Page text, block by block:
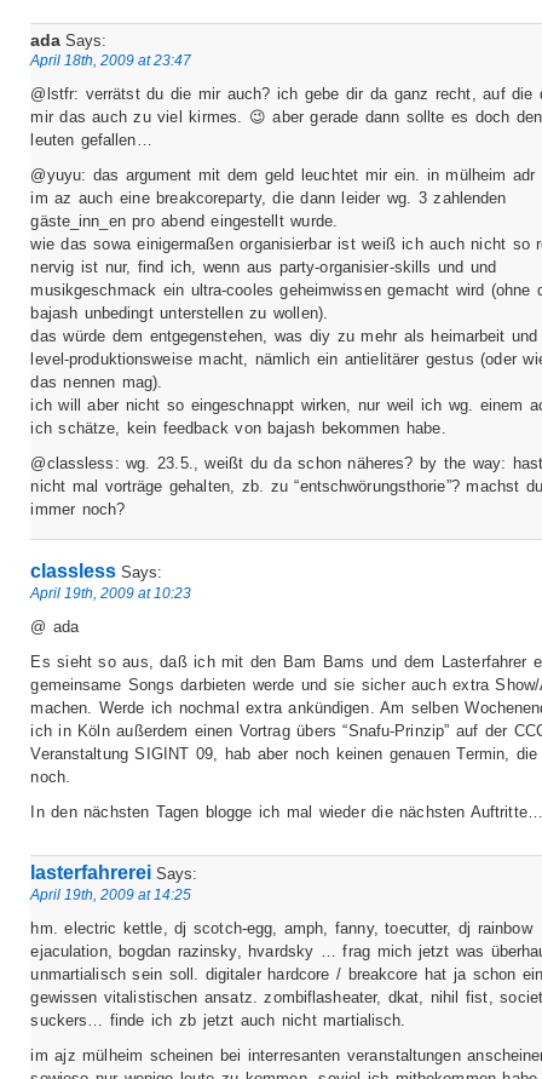
ada Says:
April 18th, 2009 at 23:47
@lstfr: verrätst du die mir auch? ich gebe dir da ganz recht, auf die
mir das auch zu viel kirmes. 😉 aber gerade dann sollte es doch
leuten gefallen…
@yuyu: das argument mit dem geld leuchtet mir ein. in mülheim adr
im az auch eine breakcoreparty, die dann leider wg. 3 zahlenden
gäste_inn_en pro abend eingestellt wurde.
wie das sowa einigermaßen organisierbar ist weiß ich auch nicht so
nervig ist nur, find ich, wenn aus party-organisier-skills und und
musikgeschmack ein ultra-cooles geheimwissen gemacht wird (ohne
bajash unbedingt unterstellen zu wollen).
das würde dem entgegenstehen, was diy zu mehr als heimarbeit und
level-produktionsweise macht, nämlich ein antielitärer gestus (oder
das nennen mag).
ich will aber nicht so eingeschnappt wirken, nur weil ich wg. einem
ich schätze, kein feedback von bajash bekommen habe.
@classless: wg. 23.5., weißt du da schon näheres? by the way:
nicht mal vorträge gehalten, zb. zu “entschwörungsthorie”? machst
immer noch?
classless Says:
April 19th, 2009 at 10:23
@ ada
Es sieht so aus, daß ich mit den Bam Bams und dem Lasterfahrer
gemeinsame Songs darbieten werde und sie sicher auch extra Show/
machen. Werde ich nochmal extra ankündigen. Am selben
ich in Köln außerdem einen Vortrag übers “Snafu-Prinzip” auf der
Veranstaltung SIGINT 09, hab aber noch keinen genauen Termin, die
noch.
In den nächsten Tagen blogge ich mal wieder die nächsten Auftritte…
lasterfahrerei Says:
April 19th, 2009 at 14:25
hm. electric kettle, dj scotch-egg, amph, fanny, toecutter, dj rainbow
ejaculation, bogdan razinsky, hvardsky … frag mich jetzt was
unmartialisch sein soll. digitaler hardcore / breakcore hat ja schon
gewissen vitalistischen ansatz. zombiflasheater, dkat, nihil fist,
suckers… finde ich zb jetzt auch nicht martialisch.
im ajz mülheim scheinen bei interresanten veranstaltungen